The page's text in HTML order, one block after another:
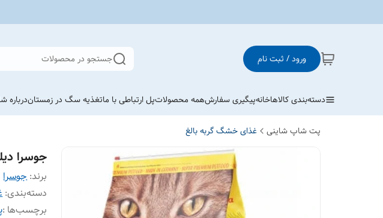
ورود / ثبت نام جستجو در محصولات
دسته‌بندی کالاهاخانهپیگیری سفارشهمه محصولاتپل ارتباطی با ماتغذیه سگ در زمستاندرباره
پت شاپ شاینی غذای خشگ گربه بالغ
جوسرا دیلی
برند:جوسرا
دسته‌بندی:
برچسب‌ها :